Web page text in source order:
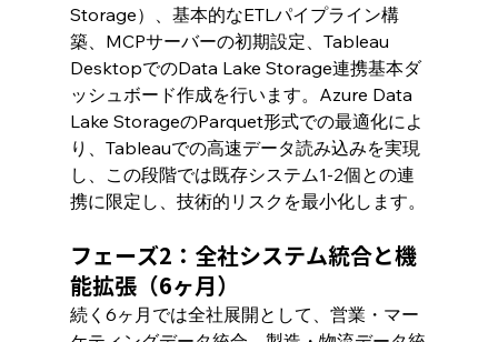
Storage）、基本的なETLパイプライン構
築、MCPサーバーの初期設定、Tableau
DesktopでのData Lake Storage連携基本ダ
ッシュボード作成を行います。Azure Data
Lake StorageのParquet形式での最適化によ
り、Tableauでの高速データ読み込みを実現
し、この段階では既存システム1-2個との連
携に限定し、技術的リスクを最小化します。
フェーズ2：全社システム統合と機
能拡張（6ヶ月）
続く6ヶ月では全社展開として、営業・マー